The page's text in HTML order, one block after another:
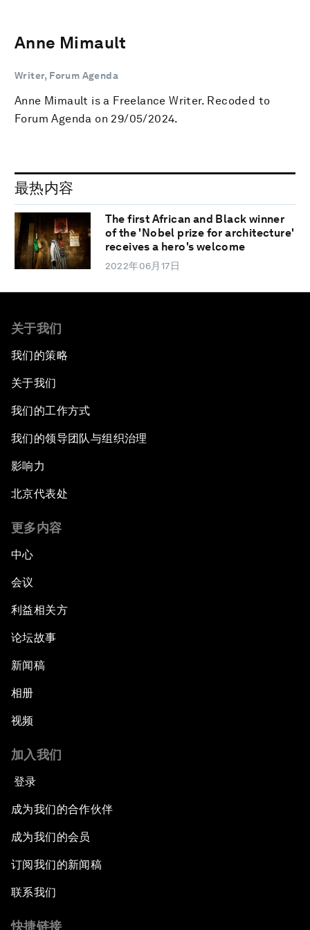
Anne Mimault
Writer, Forum Agenda
Anne Mimault is a Freelance Writer. Recoded to
Forum Agenda on 29/05/2024.
最热内容
The first African and Black winner
of the 'Nobel prize for architecture'
receives a hero's welcome
2022年06月17日
关于我们
我们的策略
关于我们
我们的工作方式
我们的领导团队与组织治理
影响力
北京代表处
更多内容
中心
会议
利益相关方
论坛故事
新闻稿
相册
视频
加入我们
登录
成为我们的合作伙伴
成为我们的会员
订阅我们的新闻稿
联系我们
快捷链接